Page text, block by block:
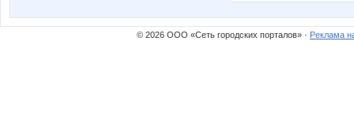
© 2026 ООО «Сеть городских порталов» · Реклама